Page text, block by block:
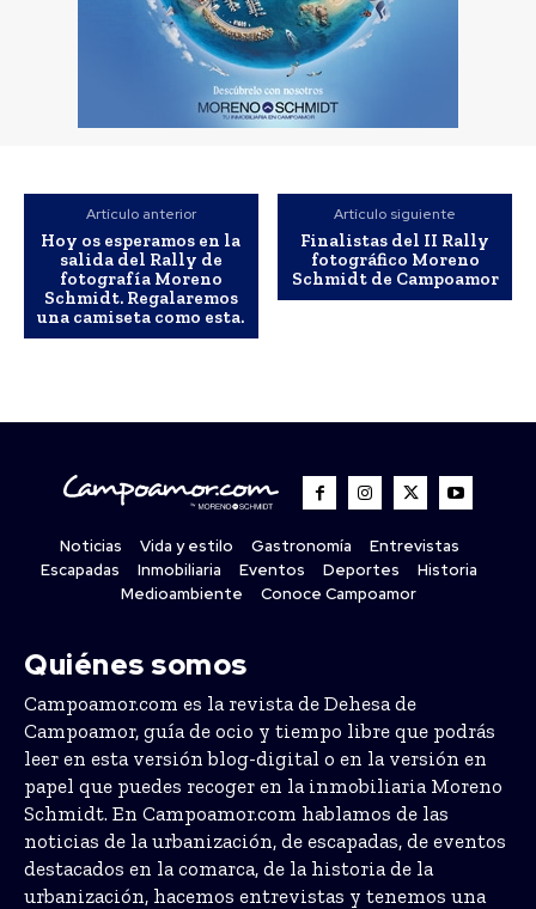
Artículo anterior
Hoy os esperamos en la
salida del Rally de
fotografía Moreno
Schmidt. Regalaremos
una camiseta como esta.
Artículo siguiente
Finalistas del II Rally
fotográfico Moreno
Schmidt de Campoamor
Noticias Vida y estilo Gastronomía
Entrevistas
Escapadas
Inmobiliaria Eventos Deportes
Historia
Medioambiente
Conoce Campoamor
Quiénes somos
Campoamor.com es la revista de Dehesa de
Campoamor, guía de ocio y tiempo libre que podrás
leer en esta versión blog-digital o en la versión en
papel que puedes recoger en la inmobiliaria Moreno
Schmidt. En Campoamor.com hablamos de las
noticias de la urbanización, de escapadas, de eventos
destacados en la comarca, de la historia de la
urbanización, hacemos entrevistas y tenemos una